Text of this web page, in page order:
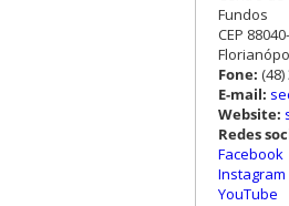
Fundos
CEP
Fone: (48)
E-mail:
Website:
Redes
Facebook
Instagram
YouTube